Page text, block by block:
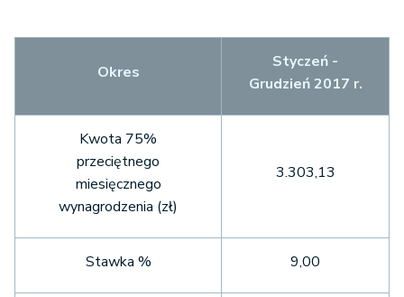
Okres
Styczeń -
Grudzień 2017 r.
Kwota 75%
przeciętnego
miesięcznego
wynagrodzenia (zł)
3.303,13
Stawka % 9,00